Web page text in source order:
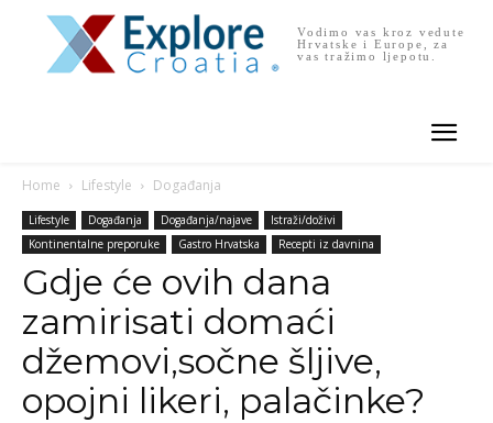
Vodimo vas kroz vedute
Hrvatske i Europe, za
vas tražimo ljepotu.
Home Lifestyle Događanja
Lifestyle Događanja Događanja/najave
Istraži/doživi
Kontinentalne preporuke
Gastro Hrvatska Recepti iz davnina
Gdje će ovih dana
zamirisati domaći
džemovi,sočne šljive,
opojni likeri, palačinke?